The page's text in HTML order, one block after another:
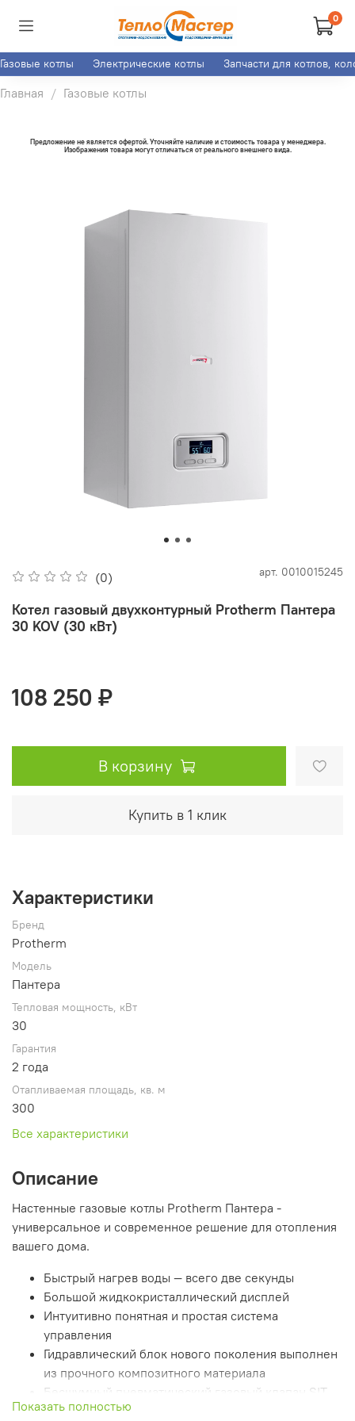
0
Газовые котлы Электрические котлы Запчасти для котлов,
Главная Газовые котлы
Предложение не является офертой. Уточняйте наличие и стоимость товара у менеджера.
Изображения товара могут отличаться от реального внешнего вида.
(0) арт. 0010015245
Котел газовый двухконтурный Protherm Пантера
30 KOV (30 кВт)
108 250 ₽
В корзину
Купить в 1 клик
Характеристики
Бренд
Protherm
Модель
Пантера
Тепловая мощность, кВт
30
Гарантия
2 года
Отапливаемая площадь, кв. м
300
Все характеристики
Описание
Настенные газовые котлы Protherm Пантера -
универсальное и современное решение для отопления
вашего дома.
Быстрый нагрев воды — всего две секунды
Большой жидкокристаллический дисплей
Интуитивно понятная и простая система
управления
Гидравлический блок нового поколения выполнен
из прочного композитного материала
Бесшумный пневматический газовый клапан SIT
Медный первичный теплообменник
Показать полностью